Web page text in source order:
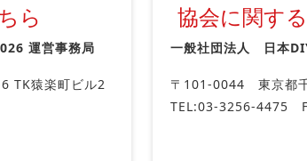
ら
運営事務局
TK猿楽町ビル2
協会に関す
一般社団法人 日本
〒101-0044 東京都
TEL:03-3256-4475